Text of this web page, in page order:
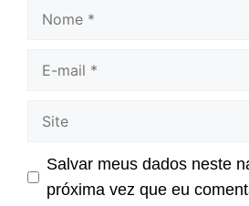
Nome
Site
Salvar meus dados neste
próxima vez que eu